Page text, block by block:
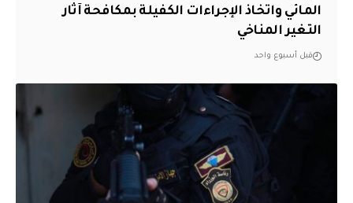
المائي واتخاذ الإجراءات الكفيلة بمكافحة آثار
التغير المناخي
قبل أسبوع واحد